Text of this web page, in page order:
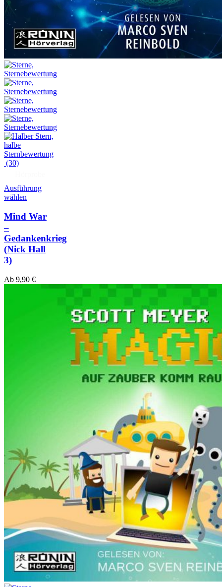
(30)
Ausführung
wählen
Mind War
–
Gedankenkrieg
(Nick Hall
3)
Ab 9,90 €